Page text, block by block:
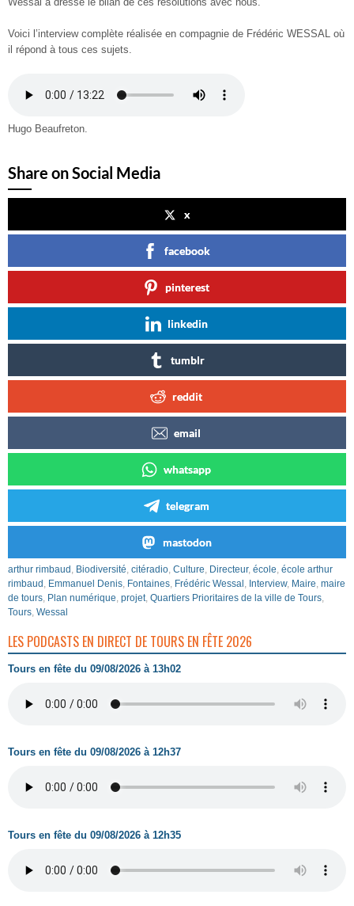
Voici l’interview complète réalisée en compagnie de Frédéric WESSAL où
il répond à tous ces sujets.
Hugo Beaufreton.
Share on Social Media
x
facebook
pinterest
linkedin
tumblr
reddit
email
whatsapp
telegram
mastodon
arthur rimbaud , Biodiversité, citéradio, Culture, Directeur, école, école arthur
rimbaud , Emmanuel Denis, Fontaines, Frédéric Wessal , Interview, Maire, maire
de tours, Plan numérique, projet, Quartiers Prioritaires de la ville de Tours,
Tours, Wessal
LES PODCASTS EN DIRECT DE TOURS EN FÊTE 2026
Tours en fête du 09/08/2026 à 13h02
Tours en fête du 09/08/2026 à 12h37
Tours en fête du 09/08/2026 à 12h35